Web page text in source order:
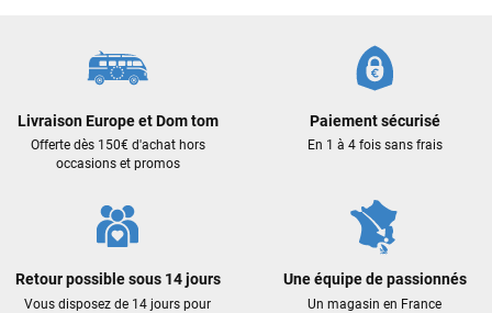
Livraison Europe et Dom tom
Offerte dès 150€ d'achat hors
occasions et promos
Paiement sécurisé
En 1 à 4 fois sans frais
Retour possible sous 14 jours
Vous disposez de 14 jours pour
Une équipe de passionnés
Un magasin en France